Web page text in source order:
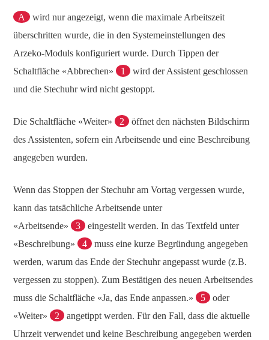
A
wird nur angezeigt, wenn die maximale Arbeitszeit
überschritten wurde, die in den Systemeinstellungen des
Arzeko-Moduls konfiguriert wurde. Durch Tippen der
Schaltfläche «Abbrechen»
1
wird der Assistent geschlossen
und die Stechuhr wird nicht gestoppt.
Die Schaltfläche «Weiter» 2
öffnet den nächsten Bildschirm
des Assistenten, sofern ein Arbeitsende und eine Beschreibung
angegeben wurden.
Wenn das Stoppen der Stechuhr am Vortag vergessen wurde,
kann das tatsächliche Arbeitsende unter
«Arbeitsende»
3
eingestellt werden. In das Textfeld unter
«Beschreibung»
4
muss eine kurze Begründung angegeben
werden, warum das Ende der Stechuhr angepasst wurde (z.B.
vergessen zu stoppen). Zum Bestätigen des neuen Arbeitsendes
muss die Schaltfläche «Ja, das Ende anpassen.»
5
oder
«Weiter»
2
angetippt werden. Für den Fall, dass die aktuelle
Uhrzeit verwendet und keine Beschreibung angegeben werden